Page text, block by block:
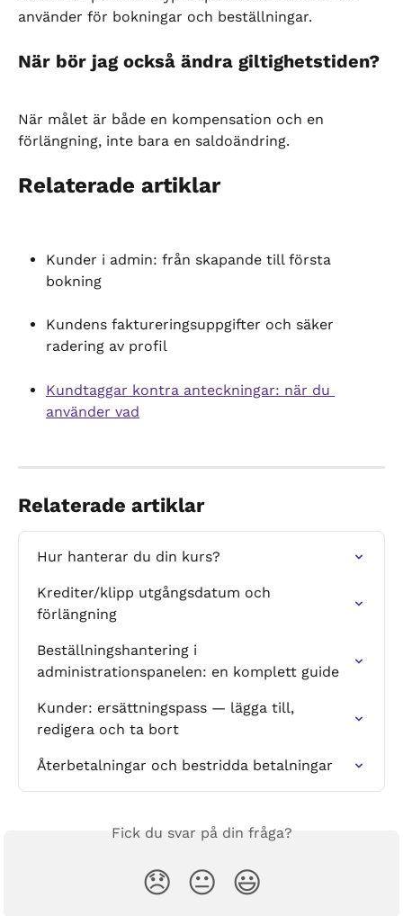
använder för bokningar och beställningar.
När bör jag också ändra giltighetstiden?
När målet är både en kompensation och en
förlängning, inte bara en saldoändring.
Relaterade artiklar
Kunder i admin: från skapande till första
bokning
Kundens faktureringsuppgifter och säker
radering av profil
Kundtaggar kontra anteckningar: när du
använder vad
Relaterade artiklar
Hur hanterar du din kurs?
Krediter/klipp utgångsdatum och
förlängning
Beställningshantering i
administrationspanelen: en komplett guide
Kunder: ersättningspass — lägga till,
redigera och ta bort
Återbetalningar och bestridda betalningar
Fick du svar på din fråga?
😞 😐 😃